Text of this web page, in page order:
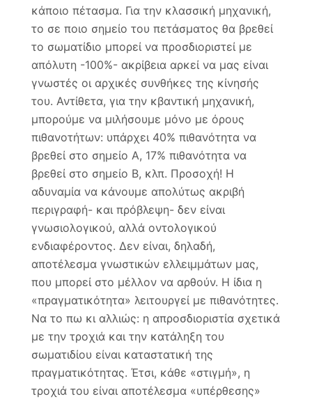
κάποιο πέτασμα. Για την κλασσική μηχανική,
το σε ποιο σημείο του πετάσματος θα βρεθεί
το σωματίδιο μπορεί να προσδιοριστεί με
απόλυτη -100%- ακρίβεια αρκεί να μας είναι
γνωστές οι αρχικές συνθήκες της κίνησής
του. Αντίθετα, για την κβαντική μηχανική,
μπορούμε να μιλήσουμε μόνο με όρους
πιθανοτήτων: υπάρχει 40% πιθανότητα να
βρεθεί στο σημείο Α, 17% πιθανότητα να
βρεθεί στο σημείο Β, κλπ. Προσοχή! Η
αδυναμία να κάνουμε απολύτως ακριβή
περιγραφή- και πρόβλεψη- δεν είναι
γνωσιολογικού, αλλά οντολογικού
ενδιαφέροντος. Δεν είναι, δηλαδή,
αποτέλεσμα γνωστικών ελλειμμάτων μας,
που μπορεί στο μέλλον να αρθούν. Η ίδια η
«πραγματικότητα» λειτουργεί με πιθανότητες.
Να το πω κι αλλιώς: η απροσδιοριστία σχετικά
με την τροχιά και την κατάληξη του
σωματιδίου είναι καταστατική της
πραγματικότητας. Έτσι, κάθε «στιγμή», η
τροχιά του είναι αποτέλεσμα «υπέρθεσης»